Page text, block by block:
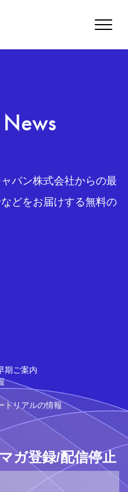
Toggle
パン株式会社からの最
どをお届けする無料の
期ご案内
トリアルの情報
ガ登録/配信停止